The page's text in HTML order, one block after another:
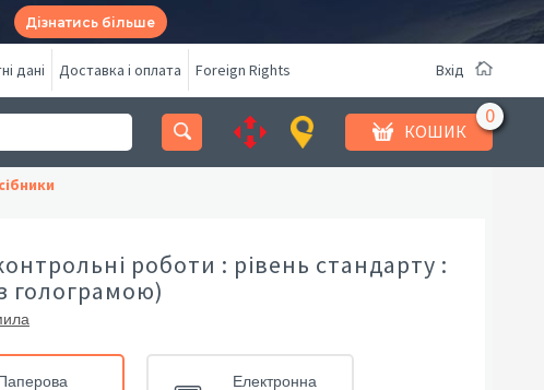
Дізнатись більше
дані Доставка і оплата Foreign Rights Вхід
КОШИК
роботи : рівень стандарту :
голограмою)
Електронна